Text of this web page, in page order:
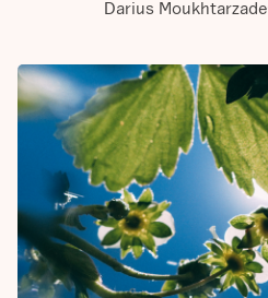
Darius Moukhtarzade